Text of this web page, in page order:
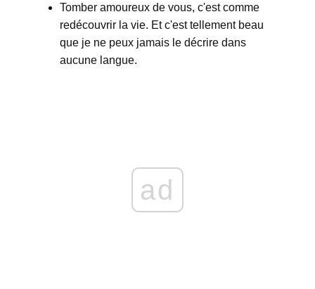
Tomber amoureux de vous, c'est comme
redécouvrir la vie. Et c'est tellement beau
que je ne peux jamais le décrire dans
aucune langue.
ad